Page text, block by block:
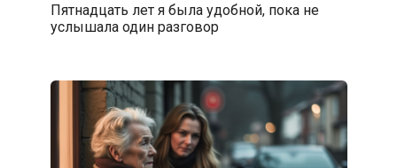
Пятнадцать лет я была удобной, пока не
услышала один разговор